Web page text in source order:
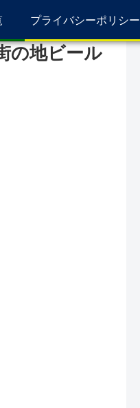
プライバシーポリシー
の地ビール